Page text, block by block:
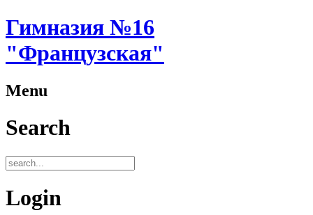
Гимназия №16
"Французская"
Menu
Search
Login